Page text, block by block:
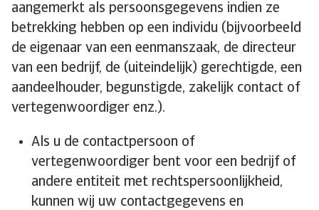
aangemerkt als persoonsgegevens indien ze
betrekking hebben op een individu (bijvoorbeeld
de eigenaar van een eenmanszaak, de directeur
van een bedrijf, de (uiteindelijk) gerechtigde, een
aandeelhouder, begunstigde, zakelijk contact of
vertegenwoordiger enz.).
Als u de contactpersoon of
vertegenwoordiger bent voor een bedrijf of
andere entiteit met rechtspersoonlijkheid,
kunnen wij uw contactgegevens en